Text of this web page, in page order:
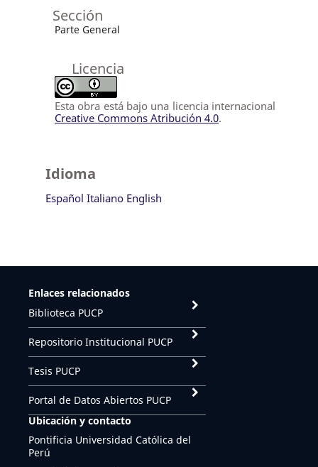
Sección
Parte General
Licencia
Esta obra está bajo una licencia internacional
Creative Commons Atribución 4.0.
Idioma
Español Italiano English
Enlaces relacionados
Biblioteca PUCP
Repositorio Institucional PUCP
Tesis PUCP
Portal de Datos Abiertos PUCP
Ubicación y contacto
Pontificia Universidad Católica del
Perú